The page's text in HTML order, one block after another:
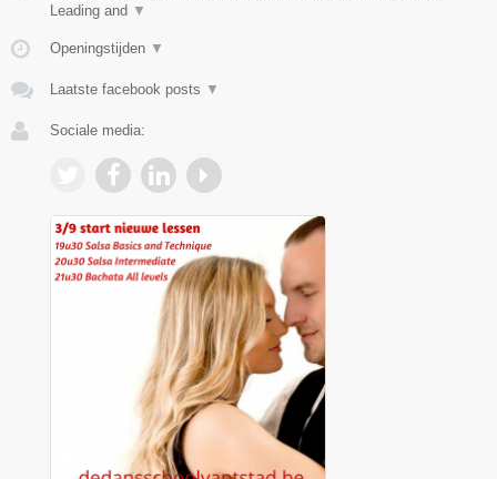
Leading and ▼
Openingstijden ▼
Laatste facebook posts ▼
Sociale media: